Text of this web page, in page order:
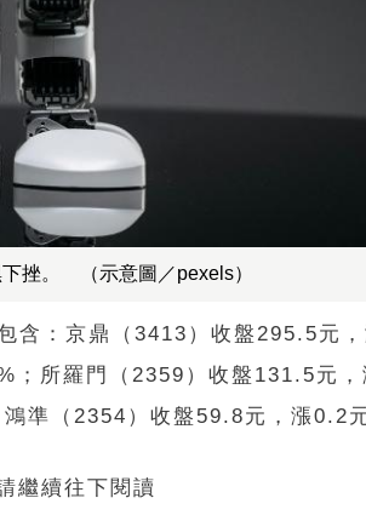
挫。 （示意圖／pexels）
含：京鼎（3413）收盤295.5元
所羅門（2359）收盤131.5元
準（2354）收盤59.8元，漲0.2
繼續往下閱讀